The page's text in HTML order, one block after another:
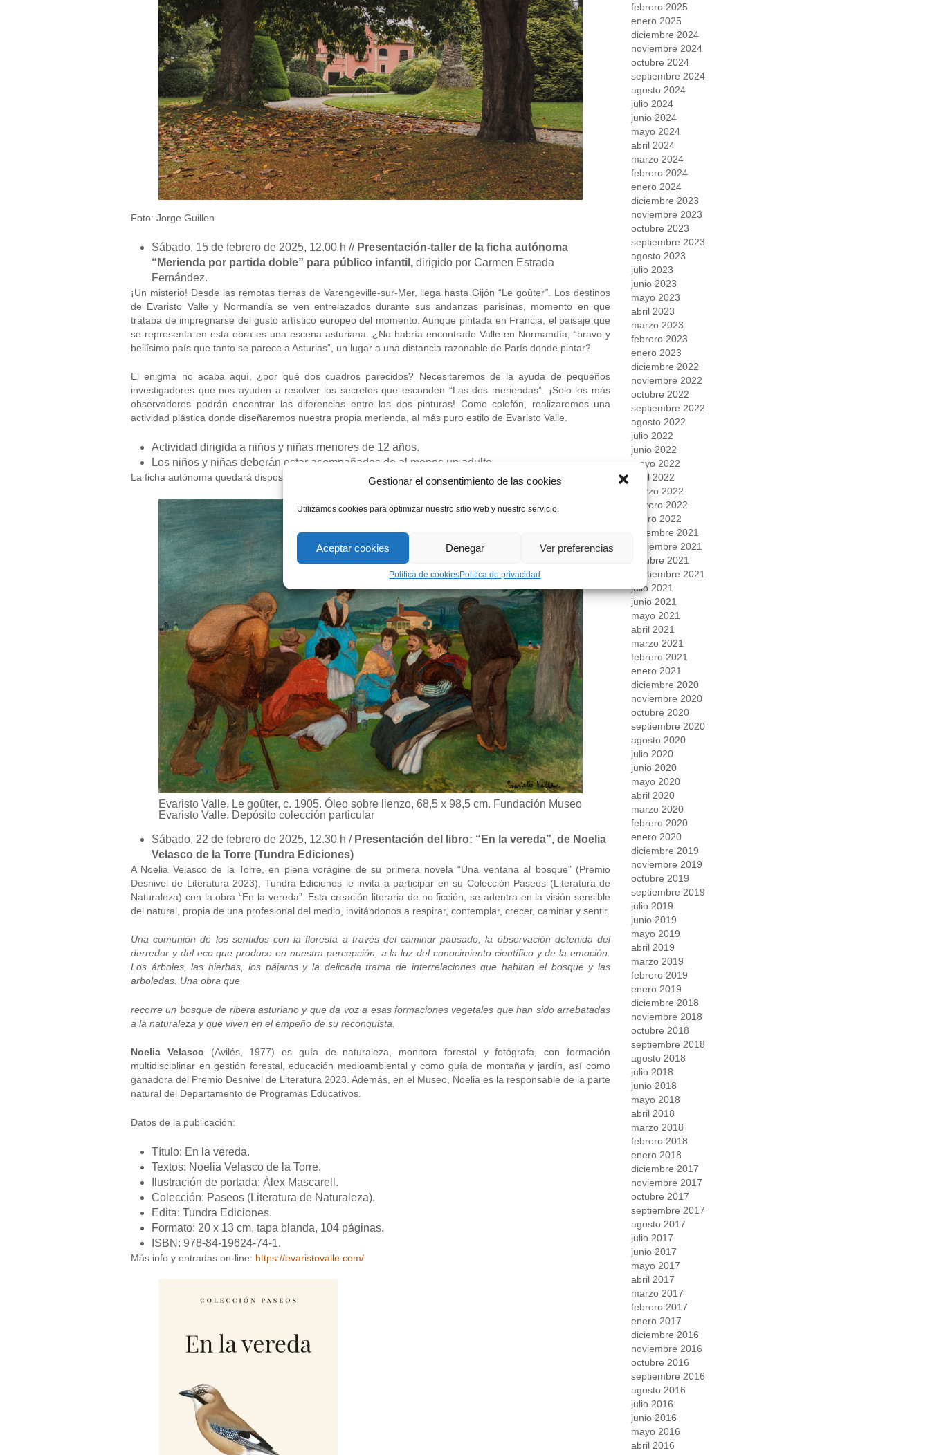
Gestionar el consentimiento de las cookies
Utilizamos cookies para optimizar nuestro sitio web y nuestro servicio.
Aceptar cookies Denegar Ver preferencias
Política de cookiesPolítica de privacidad
Foto: Jorge Guillen
Sábado, 15 de febrero de 2025, 12.00 h //Presentación-taller de la ficha autónoma
“Merienda por partida doble” para público infantil, dirigido por Carmen Estrada
Fernández.
¡Un misterio! Desde las remotas tierras de Varengeville-sur-Mer, llega hasta Gijón “Le goûter” . Los destinos
de Evaristo Valle y Normandía se ven entrelazados durante sus andanzas parisinas, momento en que
trataba de impregnarse del gusto artístico europeo del momento. Aunque pintada en Francia, el paisaje que
se representa en esta obra es una escena asturiana. ¿No habría encontrado Valle en Normandía, “bravo y
bellísimo país que tanto se parece a Asturias”, un lugar a una distancia razonable de París donde pintar?
El enigma no acaba aquí, ¿por qué dos cuadros parecidos? Necesitaremos de la ayuda de pequeños
investigadores que nos ayuden a resolver los secretos que esconden “Las dos meriendas”. ¡Solo los más
observadores podrán encontrar las diferencias entre las dos pinturas! Como colofón, realizaremos una
actividad plástica donde diseñaremos nuestra propia merienda, al más puro estilo de Evaristo Valle.
Actividad dirigida a niños y niñas menores de 12 años.
Los niños y niñas deberán estar acompañados de al menos un adulto.
La ficha autónoma quedará disposición de los visitantes hasta el fin de la exposición“Las dos meriendas”
Evaristo Valle, Le goûter, c. 1905. Óleo sobre lienzo, 68,5 x 98,5 cm. Fundación Museo
Evaristo Valle. Depósito colección particular
Sábado, 22 de febrero de 2025, 12.30 h / Presentación del libro: “En la vereda”, de Noelia
Velasco de la Torre (Tundra Ediciones)
A Noelia Velasco de la Torre, en plena vorágine de su primera novela “Una ventana al bosque” (Premio
Desnivel de Literatura 2023), Tundra Ediciones le invita a participar en su Colección Paseos (Literatura de
Naturaleza) con la obra “En la vereda”. Esta creación literaria de no ficción, se adentra en la visión sensible
del natural, propia de una profesional del medio, invitándonos a respirar, contemplar, crecer, caminar y sentir.
Una comunión de los sentidos con la floresta a través del caminar pausado, la observación detenida del
derredor y del eco que produce en nuestra percepción, a la luz del conocimiento científico y de la emoción.
Los árboles, las hierbas, los pájaros y la delicada trama de interrelaciones que habitan el bosque y las
arboledas. Una obra que
recorre un bosque de ribera asturiano y que da voz a esas formaciones vegetales que han sido arrebatadas
a la naturaleza y que viven en el empeño de su reconquista.
Noelia Velasco (Avilés, 1977) es guía de naturaleza, monitora forestal y fotógrafa, con formación
multidisciplinar en gestión forestal, educación medioambiental y como guía de montaña y jardín, así como
ganadora del Premio Desnivel de Literatura 2023. Además, en el Museo, Noelia es la responsable de la parte
natural del Departamento de Programas Educativos.
Datos de la publicación:
Título: En la vereda.
Textos: Noelia Velasco de la Torre.
Ilustración de portada: Àlex Mascarell.
Colección: Paseos (Literatura de Naturaleza).
Edita: Tundra Ediciones.
Formato: 20 x 13 cm, tapa blanda, 104 páginas.
ISBN: 978-84-19624-74-1.
Más info y entradas on-line: https://evaristovalle.com/
febrero 2025
enero 2025
diciembre 2024
noviembre 2024
octubre 2024
septiembre 2024
agosto 2024
julio 2024
junio 2024
mayo 2024
abril 2024
marzo 2024
febrero 2024
enero 2024
diciembre 2023
noviembre 2023
octubre 2023
septiembre 2023
agosto 2023
julio 2023
junio 2023
mayo 2023
abril 2023
marzo 2023
febrero 2023
enero 2023
diciembre 2022
noviembre 2022
octubre 2022
septiembre 2022
agosto 2022
julio 2022
junio 2022
mayo 2022
abril 2022
marzo 2022
febrero 2022
enero 2022
diciembre 2021
noviembre 2021
octubre 2021
septiembre 2021
julio 2021
junio 2021
mayo 2021
abril 2021
marzo 2021
febrero 2021
enero 2021
diciembre 2020
noviembre 2020
octubre 2020
septiembre 2020
agosto 2020
julio 2020
junio 2020
mayo 2020
abril 2020
marzo 2020
febrero 2020
enero 2020
diciembre 2019
noviembre 2019
octubre 2019
septiembre 2019
julio 2019
junio 2019
mayo 2019
abril 2019
marzo 2019
febrero 2019
enero 2019
diciembre 2018
noviembre 2018
octubre 2018
septiembre 2018
agosto 2018
julio 2018
junio 2018
mayo 2018
abril 2018
marzo 2018
febrero 2018
enero 2018
diciembre 2017
noviembre 2017
octubre 2017
septiembre 2017
agosto 2017
julio 2017
junio 2017
mayo 2017
abril 2017
marzo 2017
febrero 2017
enero 2017
diciembre 2016
noviembre 2016
octubre 2016
septiembre 2016
agosto 2016
julio 2016
junio 2016
mayo 2016
abril 2016